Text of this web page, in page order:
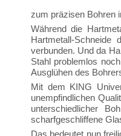
zum präzisen Bohren
Während die
Hartmetall-
verbunden. Und da
Stahl problemlos
Ausglühen des
Mit dem KING
unempfindlichen
unterschiedlicher
scharfgeschliffene
Das bedeutet nun